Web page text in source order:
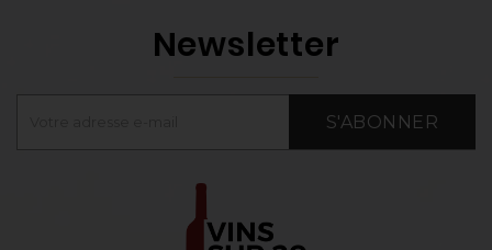
Newsletter
S'ABONNER